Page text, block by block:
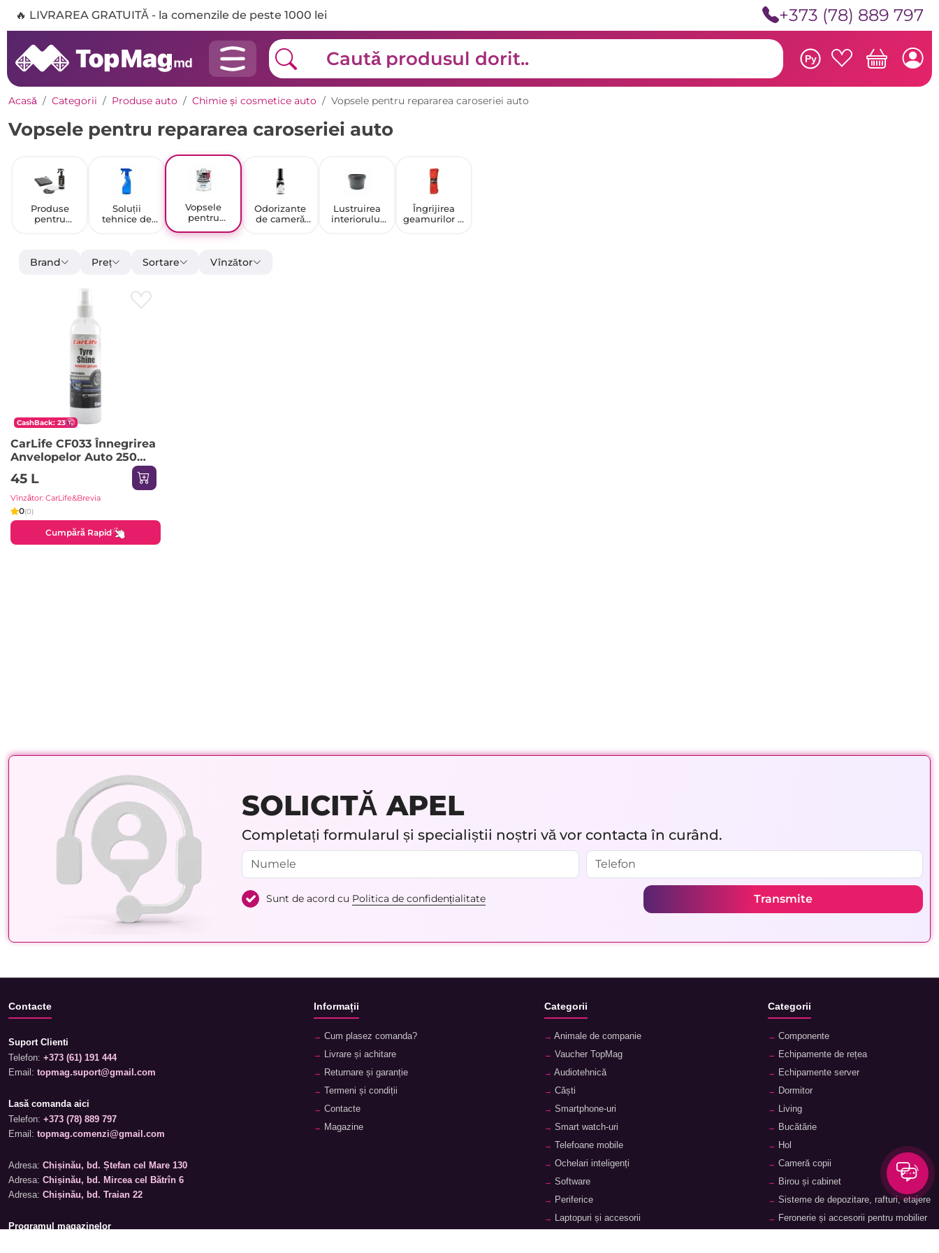
🔥 LIVRAREA GRATUITĂ - la comenzile de peste 1000 lei +373 (78) 889 797
Ру
Acasă Categorii Produse auto Chimie și cosmetice auto Vopsele pentru repararea caroseriei auto
Vopsele pentru repararea caroseriei auto
Produse
pentru
Soluții
tehnice de
Vopsele
pentru
caroseriei
Odorizante
de cameră
Lustruirea
interiorului
Îngrijirea
geamurilor și
Brand Preț Sortare Vînzător
CashBack: 23
CarLife CF033 Înnegrirea
Anvelopelor Auto 250ml
1pci
45 L
Vînzător: CarLife&Brevia
0(0)
Cumpără Rapid
SOLICITĂ APEL
Completați formularul și specialiștii noștri vă vor contacta în curând.
Sunt de acord cu Politica de confidențialitate Transmite
Contacte
Suport Clienti
Telefon: +373 (61) 191 444
Email: topmag.suport@gmail.com
Lasă comanda aici
Telefon: +373 (78) 889 797
Email: topmag.comenzi@gmail.com
Adresa: Chișinău, bd. Ștefan cel Mare 130
Adresa: Chișinău, bd. Mircea cel Bătrîn 6
Adresa: Chișinău, bd. Traian 22
Programul magazinelor
Informații
Cum plasez comanda?
Livrare și achitare
Returnare și garanție
Termeni și condiții
Contacte
Magazine
Categorii
Animale de companie
Vaucher TopMag
Audiotehnică
Căști
Smartphone-uri
Smart watch-uri
Telefoane mobile
Ochelari inteligenți
Software
Periferice
Laptopuri și accesorii
Categorii
Componente
Echipamente de rețea
Echipamente server
Dormitor
Living
Bucătărie
Hol
Cameră copii
Birou și cabinet
Sisteme de depozitare, rafturi, etajere
Feronerie și accesorii pentru mobilier